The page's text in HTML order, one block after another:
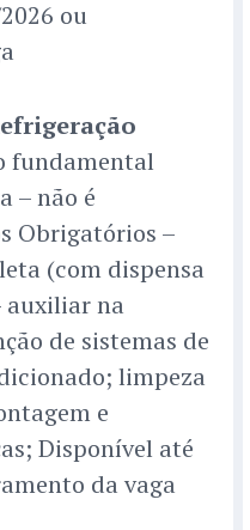
ou
fundamental
– não é
Obrigatórios –
(com dispensa
na
de sistemas de
limpeza
e
Disponível até
da vaga